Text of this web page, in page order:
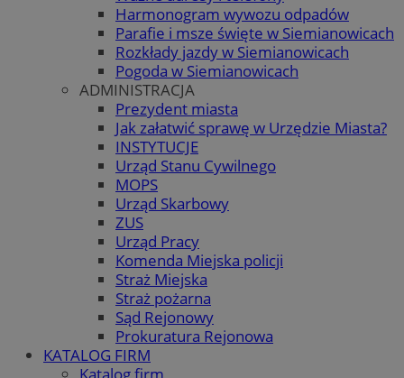
Harmonogram wywozu odpadów
Parafie i msze święte w Siemianowicach
Rozkłady jazdy w Siemianowicach
Pogoda w Siemianowicach
ADMINISTRACJA
Prezydent miasta
Jak załatwić sprawę w Urzędzie Miasta?
INSTYTUCJE
Urząd Stanu Cywilnego
MOPS
Urząd Skarbowy
ZUS
Urząd Pracy
Komenda Miejska policji
Straż Miejska
Straż pożarna
Sąd Rejonowy
Prokuratura Rejonowa
KATALOG FIRM